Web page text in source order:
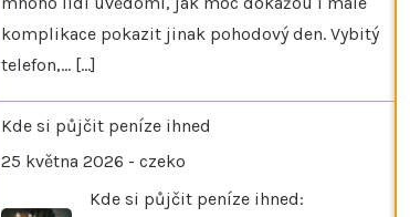
komplikace pokazit jinak pohodový den. Vybitý
telefon,… [...]
Kde si půjčit peníze ihned
25 května 2026 - czeko
Kde si půjčit peníze ihned: